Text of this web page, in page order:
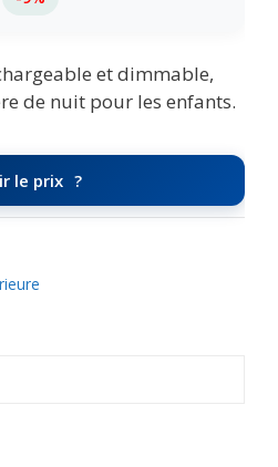
et dimmable,
de nuit pour les enfants.
le prix